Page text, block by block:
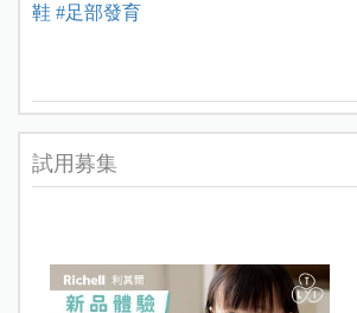
鞋 #足部發育
試用募集